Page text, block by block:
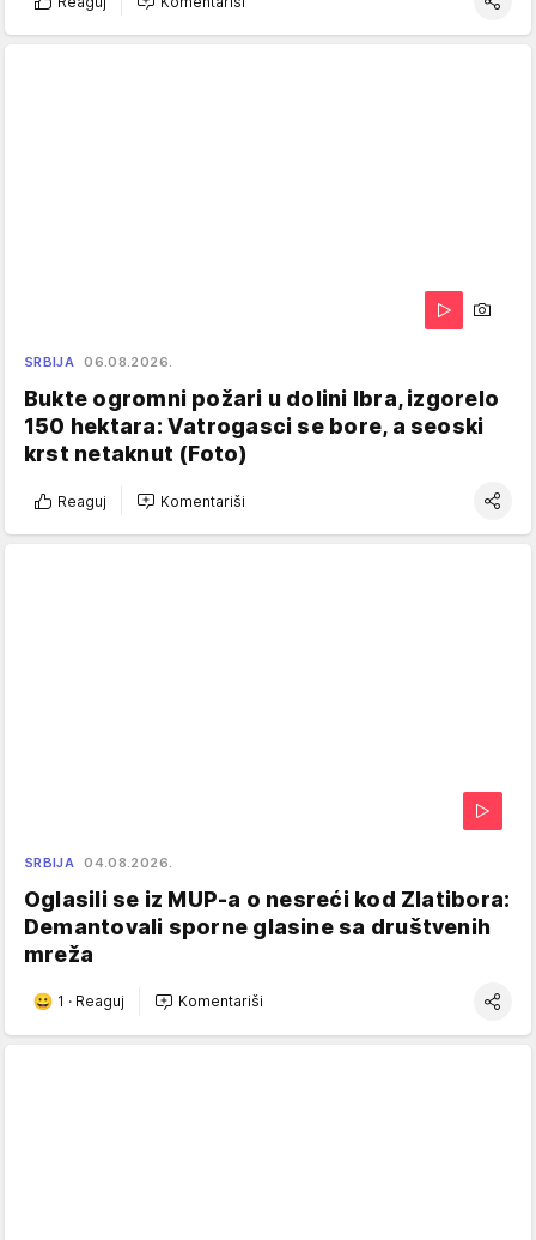
SRBIJA 06.08.2026.
Bukte ogromni požari u dolini Ibra, izgorelo
150 hektara: Vatrogasci se bore, a seoski
krst netaknut (Foto)
Reaguj Komentariši
SRBIJA 04.08.2026.
Oglasili se iz MUP-a o nesreći kod Zlatibora:
Demantovali sporne glasine sa društvenih
mreža
1 · Reaguj Komentariši